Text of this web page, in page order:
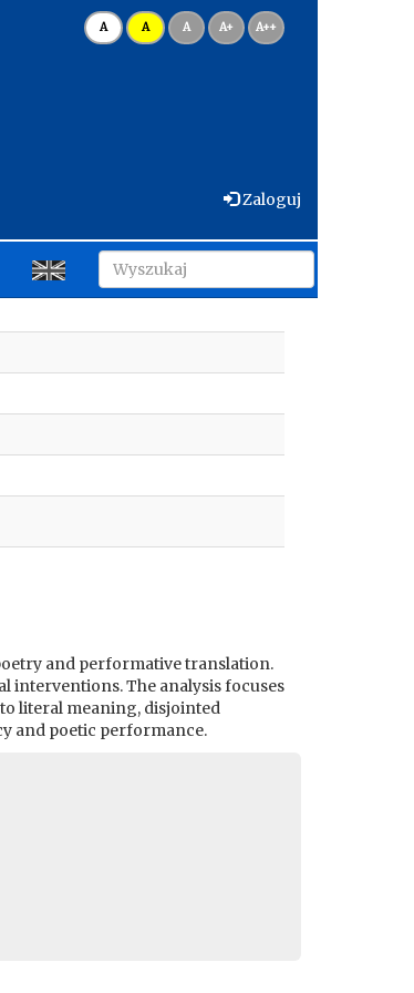
A A A A+ A++
Zaloguj
and performative translation.
interventions. The analysis focuses
literal meaning, disjointed
and poetic performance.